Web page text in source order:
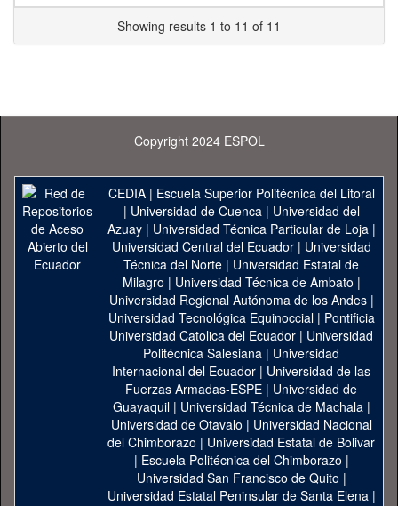
Showing results 1 to 11 of 11
Copyright 2024 ESPOL
CEDIA| Escuela Superior Politécnica del Litoral
| Universidad de Cuenca| Universidad del
Azuay| Universidad Técnica Particular de Loja|
Universidad Central del Ecuador| Universidad
Técnica del Norte | Universidad Estatal de
Milagro | Universidad Técnica de Ambato |
Universidad Regional Autónoma de los Andes|
Universidad Tecnológica Equinoccial| Pontificia
Universidad Catolica del Ecuador | Universidad
Politécnica Salesiana | Universidad
Internacional del Ecuador | Universidad de las
Fuerzas Armadas-ESPE | Universidad de
Guayaquil| Universidad Técnica de Machala|
Universidad de Otavalo | Universidad Nacional
del Chimborazo | Universidad Estatal de Bolivar
| Escuela Politécnica del Chimborazo |
Universidad San Francisco de Quito |
Universidad Estatal Peninsular de Santa Elena|